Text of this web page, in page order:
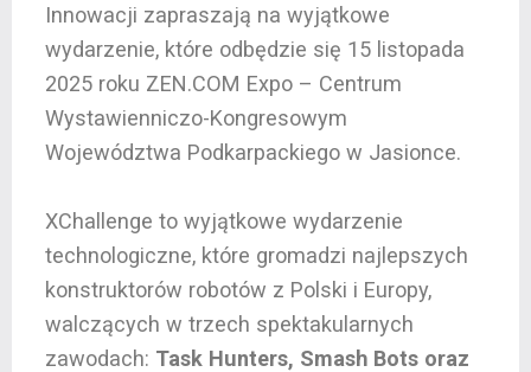
Innowacji zapraszają na wyjątkowe
wydarzenie, które odbędzie się 15 listopada
2025 roku ZEN.COM Expo – Centrum
Wystawienniczo-Kongresowym
Województwa Podkarpackiego w Jasionce.
XChallenge to wyjątkowe wydarzenie
technologiczne, które gromadzi najlepszych
konstruktorów robotów z Polski i Europy,
walczących w trzech spektakularnych
zawodach: Task Hunters, Smash Bots oraz